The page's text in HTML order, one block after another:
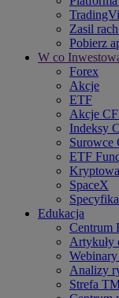
Zasil
Pobierz
W co
Forex
Akcje
ETF
Akcje
Indeksy
Surowce
ETF
SpaceX
Edukacja
Centrum
Artykuły
Analizy
Strefa